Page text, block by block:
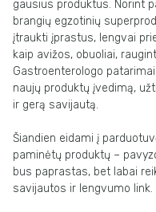
gausius produktus. Norint
brangių egzotinių
įtraukti įprastus, lengvai
kaip avižos, obuoliai,
Gastroenterologo
naujų produktų įvedimą,
ir gerą savijautą.
Šiandien eidami į
paminėtų produktų –
bus paprastas, bet labai
savijautos ir lengvumo link.